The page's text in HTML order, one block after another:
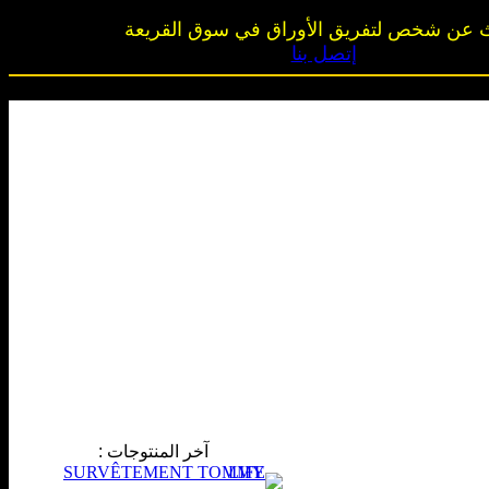
عن شخص لتفريق الأوراق في سوق القريعة
إتصل بنا
آخر المنتوجات :